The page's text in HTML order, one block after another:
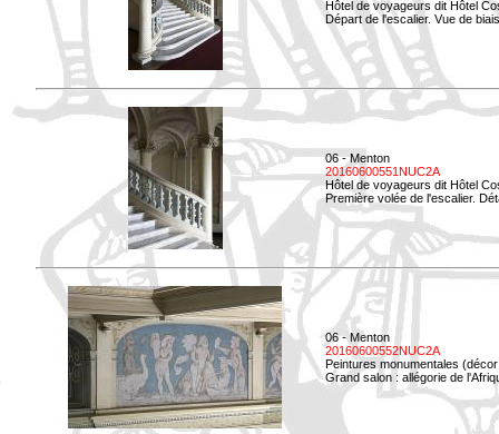
Hôtel de voyageurs dit Hôtel
Départ de l'escalier. Vue de
06 - Menton
20160600551NUC2A
Hôtel de voyageurs dit Hôtel
Première volée de l'escalier.
06 - Menton
20160600552NUC2A
Peintures monumentales
Grand salon : allégorie de